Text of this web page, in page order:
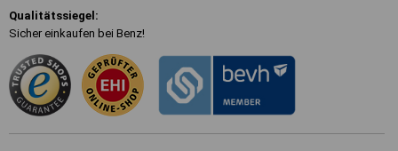
Qualitätssiegel:
Sicher einkaufen bei Benz!